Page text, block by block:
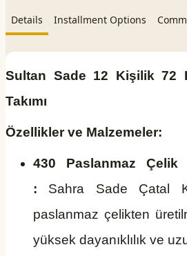
Details Installment Options
Sultan Sade 12 Kişilik 72
Takımı
Özellikler ve Malzemeler:
430 Paslanmaz Çelik
: Sahra Sade Çatal
paslanmaz çelikten
yüksek dayanıklılık ve